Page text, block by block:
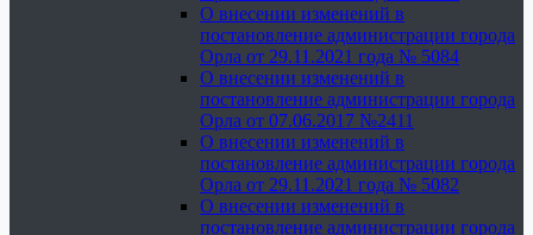
О внесении изменений в
постановление администрации города
Орла от 29.11.2021 года № 5084
О внесении изменений в
постановление администрации города
Орла от 07.06.2017 №2411
О внесении изменений в
постановление администрации города
Орла от 29.11.2021 года № 5082
О внесении изменений в
постановление администрации города